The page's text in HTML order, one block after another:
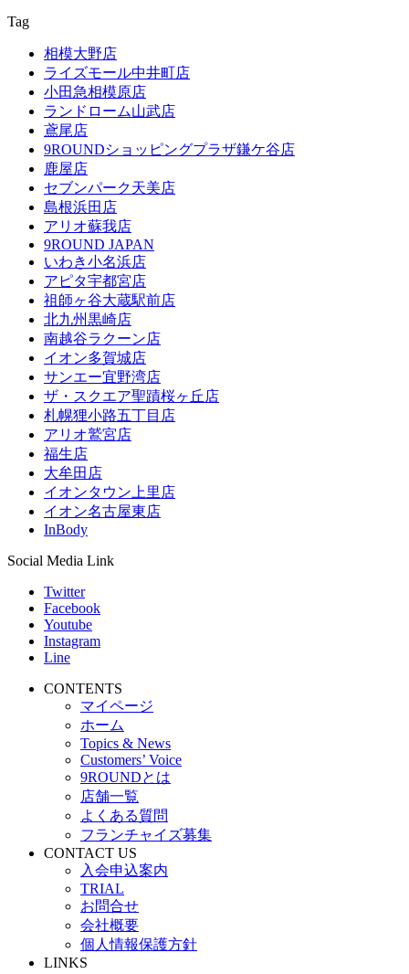
Tag
相模大野店
ライズモール中井町店
小田急相模原店
ランドローム山武店
鳶尾店
9ROUNDショッピングプラザ鎌ケ谷店
鹿屋店
セブンパーク天美店
島根浜田店
アリオ蘇我店
9ROUND JAPAN
いわき小名浜店
アピタ宇都宮店
祖師ヶ谷大蔵駅前店
北九州黒崎店
南越谷ラクーン店
イオン多賀城店
サンエー宜野湾店
ザ・スクエア聖蹟桜ヶ丘店
札幌狸小路五丁目店
アリオ鷲宮店
福生店
大牟田店
イオンタウン上里店
イオン名古屋東店
InBody
Social Media Link
Twitter
Facebook
Youtube
Instagram
Line
CONTENTS
マイページ
ホーム
Topics & News
Customers’ Voice
9ROUNDとは
店舗一覧
よくある質問
フランチャイズ募集
CONTACT US
入会申込案内
TRIAL
お問合せ
会社概要
個人情報保護方針
LINKS